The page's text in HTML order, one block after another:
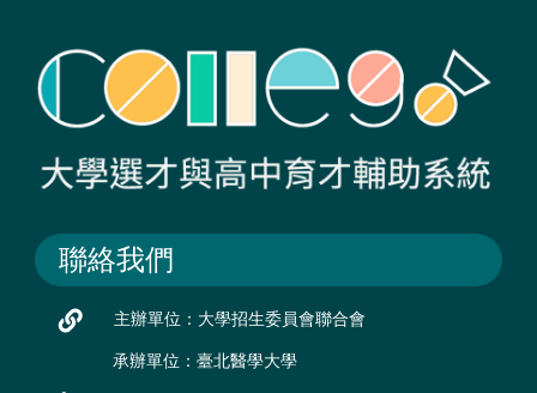
聯絡我們
主辦單位：大學招生委員會聯合會
承辦單位：臺北醫學大學